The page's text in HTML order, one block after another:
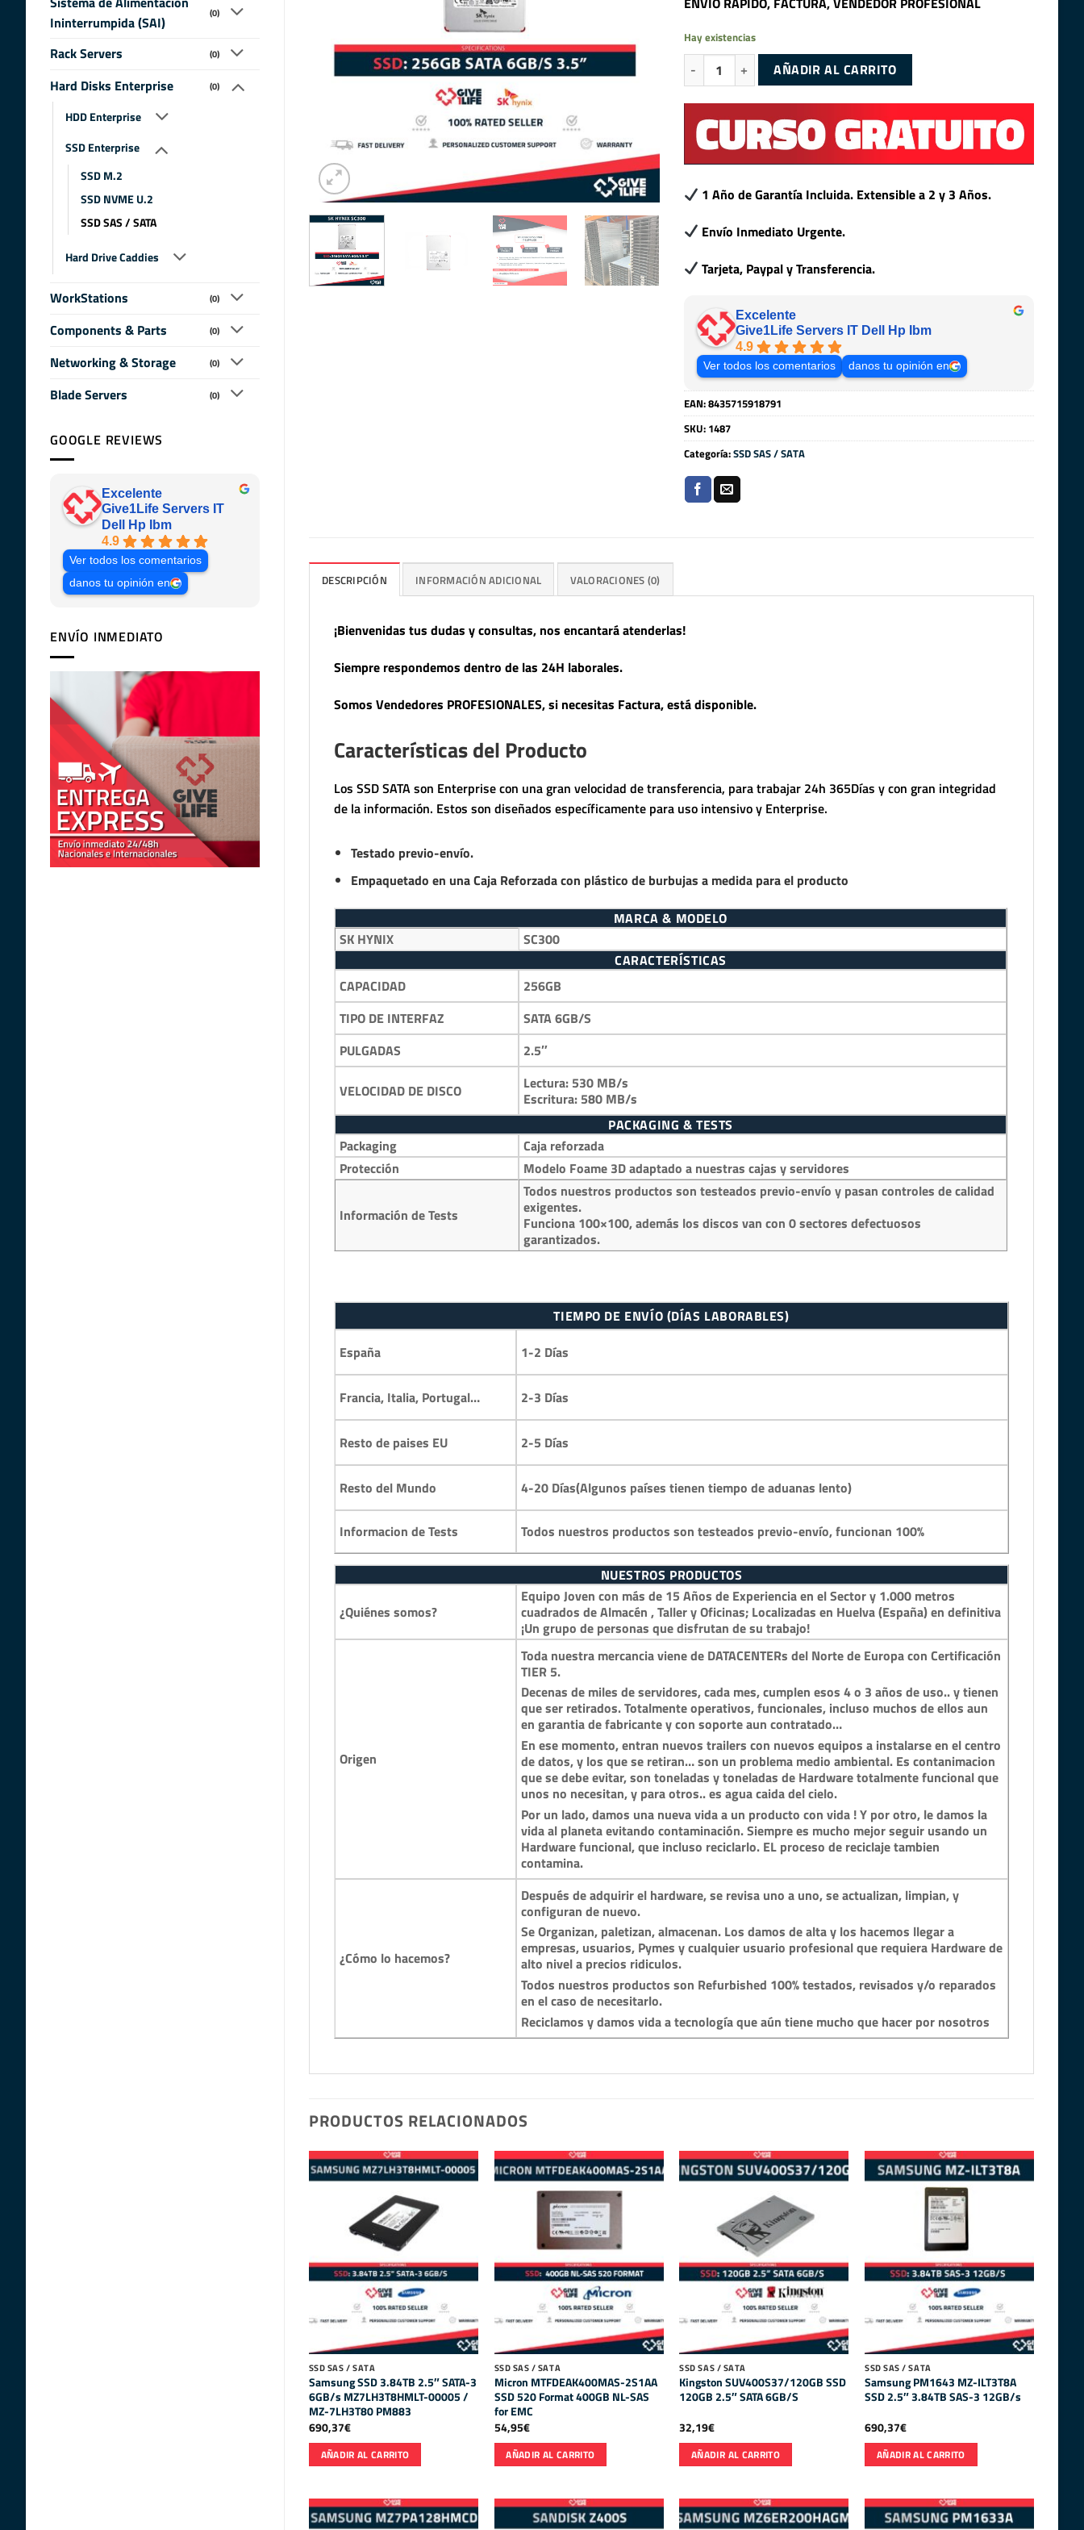
Ininterrumpida (SAI)
(0)
Rack Servers (0)
Hard Disks Enterprise (0)
HDD Enterprise
SSD Enterprise
SSD M.2
SSD NVME U.2
SSD SAS / SATA
Hard Drive Caddies
WorkStations (0)
Components & Parts (0)
Networking & Storage (0)
Blade Servers (0)
GOOGLE REVIEWS
Excelente
Give1Life Servers IT
Dell Hp Ibm
4.9
Ver todos los comentarios
danos tu opinión en
ENVÍO INMEDIATO
Hay existencias
SK HYNIX SC300 SSD 256GB 2.5″ SATA 6GB/S cantidad
AÑADIR AL CARRITO
1 Año de Garantía Incluida. Extensible a 2 y 3 Años.
Envío Inmediato Urgente.
Tarjeta, Paypal y Transferencia.
Excelente
Give1Life Servers IT Dell Hp Ibm
4.9
Ver todos los comentarios danos tu opinión en
EAN:8435715918791
SKU: 1487
Categoría:SSD SAS / SATA
DESCRIPCIÓN INFORMACIÓN ADICIONAL VALORACIONES (0)
¡Bienvenidas tus dudas y consultas, nos encantará atenderlas!
Siempre respondemos dentro de las 24H laborales.
Somos Vendedores PROFESIONALES, si necesitas Factura, está disponible.
Características del Producto
Los SSD SATA son Enterprise con una gran velocidad de transferencia, para trabajar 24h 365Días y con gran integridad
de la información. Estos son diseñados específicamente para uso intensivo y Enterprise.
Testado previo-envío.
Empaquetado en una Caja Reforzada con plástico de burbujas a medida para el producto
MARCA & MODELO
SK HYNIX
SC300
CARACTERÍSTICAS
CAPACIDAD
256GB
TIPO DE INTERFAZ
SATA 6GB/S
PULGADAS
2.5″
VELOCIDAD DE DISCO
Lectura: 530 MB/s
Escritura: 580 MB/s
PACKAGING & TESTS
Packaging
Caja reforzada
Protección
Modelo Foame 3D adaptado a nuestras cajas y servidores
Información de Tests
Todos nuestros productos son testeados previo-envío y pasan controles de calidad
exigentes.
Funciona 100×100, además los discos van con 0 sectores defectuosos
garantizados.
TIEMPO DE ENVÍO (DÍAS LABORABLES)
España
1-2 Días
Francia, Italia, Portugal… 2-3 Días
Resto de paises EU 2-5 Días
Resto del Mundo 4-20 Días(Algunos países tienen tiempo de aduanas lento)
Informacion de Tests Todos nuestros productos son testeados previo-envío, funcionan 100%
NUESTROS PRODUCTOS
¿Quiénes somos?
Equipo Joven con más de 15 Años de Experiencia en el Sector y 1.000 metros
cuadrados de Almacén , Taller y Oficinas; Localizadas en Huelva (España) en definitiva
¡Un grupo de personas que disfrutan de su trabajo!
Origen
Toda nuestra mercancia viene de DATACENTERs del Norte de Europa con Certificación
TIER 5.
Decenas de miles de servidores, cada mes, cumplen esos 4 o 3 años de uso.. y tienen
que ser retirados. Totalmente operativos, funcionales, incluso muchos de ellos aun
en garantia de fabricante y con soporte aun contratado…
En ese momento, entran nuevos trailers con nuevos equipos a instalarse en el centro
de datos, y los que se retiran… son un problema medio ambiental. Es contanimacion
que se debe evitar, son toneladas y toneladas de Hardware totalmente funcional que
unos no necesitan, y para otros.. es agua caida del cielo.
Por un lado, damos una nueva vida a un producto con vida ! Y por otro, le damos la
vida al planeta evitando contaminación. Siempre es mucho mejor seguir usando un
Hardware funcional, que incluso reciclarlo. EL proceso de reciclaje tambien
contamina.
¿Cómo lo hacemos?
Después de adquirir el hardware, se revisa uno a uno, se actualizan, limpian, y
configuran de nuevo.
Se Organizan, paletizan, almacenan. Los damos de alta y los hacemos llegar a
empresas, usuarios, Pymes y cualquier usuario profesional que requiera Hardware de
alto nivel a precios ridiculos.
Todos nuestros productos son Refurbished 100% testados, revisados y/o reparados
en el caso de necesitarlo.
Reciclamos y damos vida a tecnología que aún tiene mucho que hacer por nosotros
PRODUCTOS RELACIONADOS
SSD SAS / SATA
Samsung SSD 3.84TB 2.5″ SATA-3
6GB/s MZ7LH3T8HMLT-00005 /
MZ-7LH3T80 PM883
690,37€
AÑADIR AL CARRITO
SSD SAS / SATA
Micron MTFDEAK400MAS-2S1AA
SSD 520 Format 400GB NL-SAS
for EMC
54,95€
AÑADIR AL CARRITO
SSD SAS / SATA
Kingston SUV400S37/120GB SSD
120GB 2.5″ SATA 6GB/S
32,19€
AÑADIR AL CARRITO
SSD SAS / SATA
Samsung PM1643 MZ-ILT3T8A
SSD 2.5″ 3.84TB SAS-3 12GB/s
690,37€
AÑADIR AL CARRITO